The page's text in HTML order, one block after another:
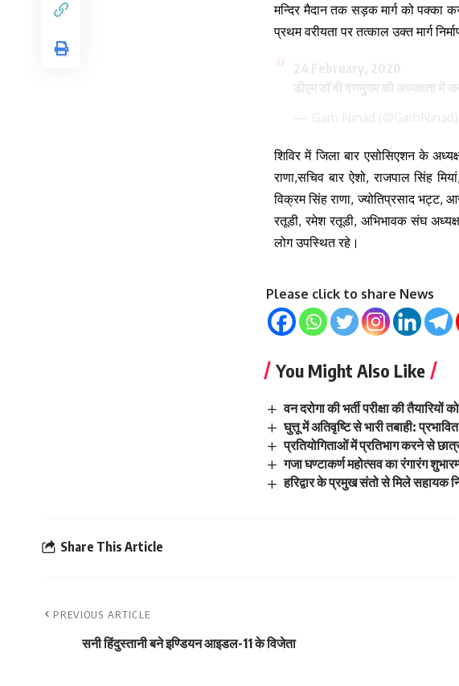
मन्दिर मैदान तक सड़क मार्ग को पक्का
प्रथम वरीयता पर तत्काल उक्त मार्ग
शिविर में जिला बार एसोसिएशन के
राणा,सचिव बार ऐशो, राजपाल सिंह
विक्रम सिंह राणा, ज्योतिप्रसाद भट्ट,
रतूडी, रमेश रतूडी, अभिभावक संघ
लोग उपस्थित रहे।
Please click to share News
You Might Also Like
वन दरोगा की भर्ती परीक्षा की
घुत्तू में अतिवृष्टि से भारी तबाही:
प्रतियोगिताओं में प्रतिभाग करने से
गजा घण्टाकर्ण महोत्सव का रंगारंग
हरिद्वार के प्रमुख संतो से मिले सहायक
Share This Article
PREVIOUS ARTICLE
सनी हिंदुस्तानी बने इण्डियन आइडल-11 के विजेता